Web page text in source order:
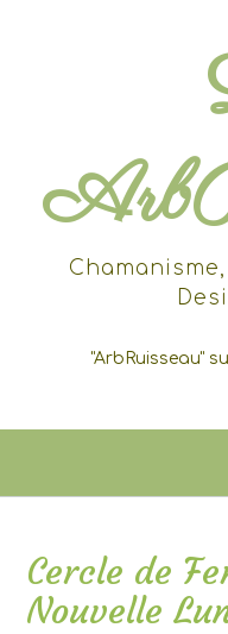
Chamanisme,
"ArbRuisseau"
Cercle de
Nouvelle